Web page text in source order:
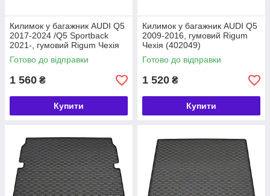
Килимок у багажник AUDI Q5
2017-2024 /Q5 Sportback
2021-, гумовий Rigum Чехія
(402056)
Готово до відправки
1 560 ₴
Купити
Килимок у багажник AUDI Q5
2009-2016, гумовий Rigum
Чехія (402049)
Готово до відправки
1 520 ₴
Купити